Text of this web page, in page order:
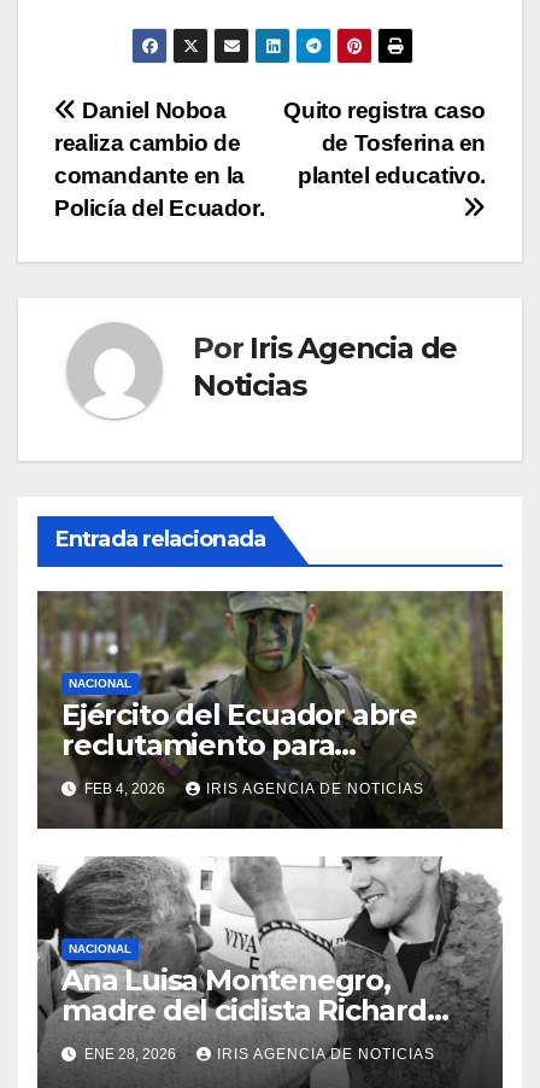
Navegación
de
entradas
Quito registra caso
de Tosferina en
plantel educativo.
Daniel Noboa
realiza cambio de
comandante en la
Policía del Ecuador.
Por Iris Agencia de
Noticias
Entrada relacionada
NACIONAL
Ejército del Ecuador abre
reclutamiento para
bachilleres a partir de este
viernes 6 de febrero
FEB 4, 2026 IRIS AGENCIA DE NOTICIAS
NACIONAL
Ana Luisa Montenegro,
madre del ciclista Richard
Carapaz falleció en Tulcán, a
los 73 años
ENE 28, 2026 IRIS AGENCIA DE NOTICIAS